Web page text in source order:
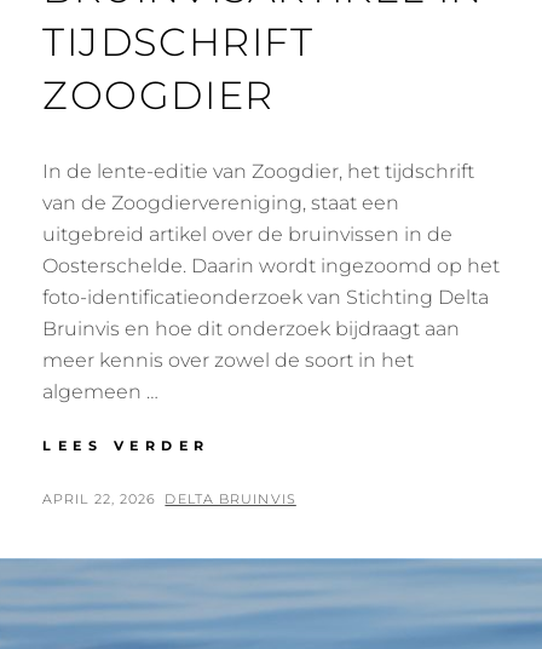
TIJDSCHRIFT
ZOOGDIER
In de lente-editie van Zoogdier, het tijdschrift
van de Zoogdiervereniging, staat een
uitgebreid artikel over de bruinvissen in de
Oosterschelde. Daarin wordt ingezoomd op het
foto-identificatieonderzoek van Stichting Delta
Bruinvis en hoe dit onderzoek bijdraagt aan
meer kennis over zowel de soort in het
algemeen …
LEES VERDER
TIJDSCHRIFT
GEPLAATST
APRIL 22, 2026 BY
DELTA BRUINVIS